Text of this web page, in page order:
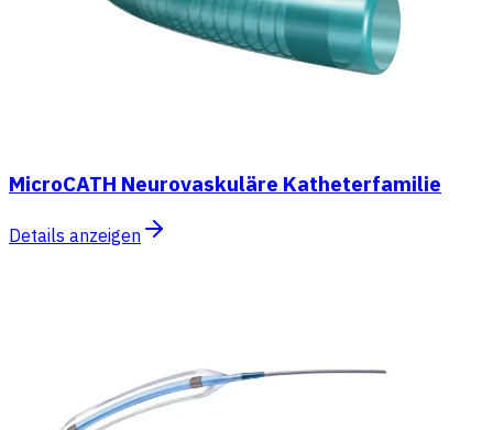
MicroCATH Neurovaskuläre Katheterfamilie
Details anzeigen